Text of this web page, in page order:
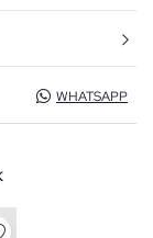
WHATSAPP